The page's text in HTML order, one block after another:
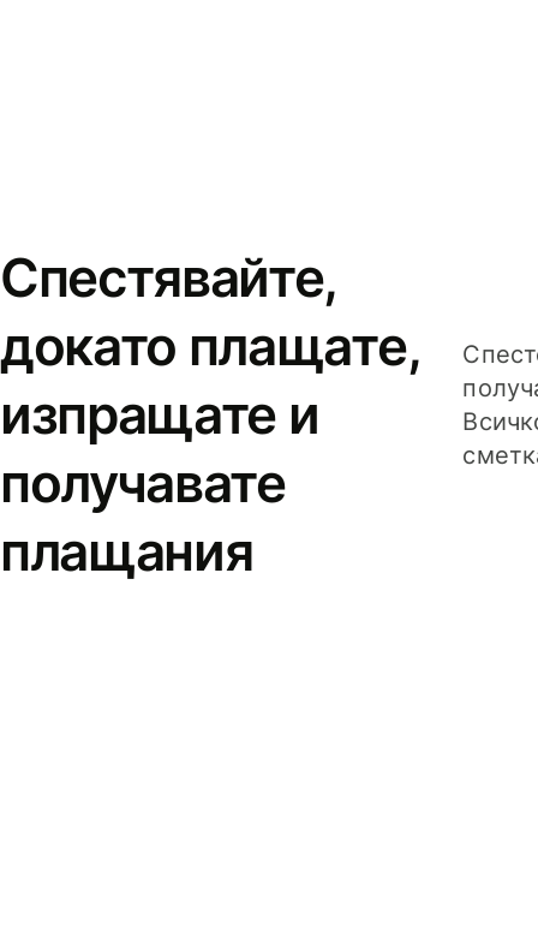
Спестявайте,
докато плащате,
изпращате и
получавате
плащания